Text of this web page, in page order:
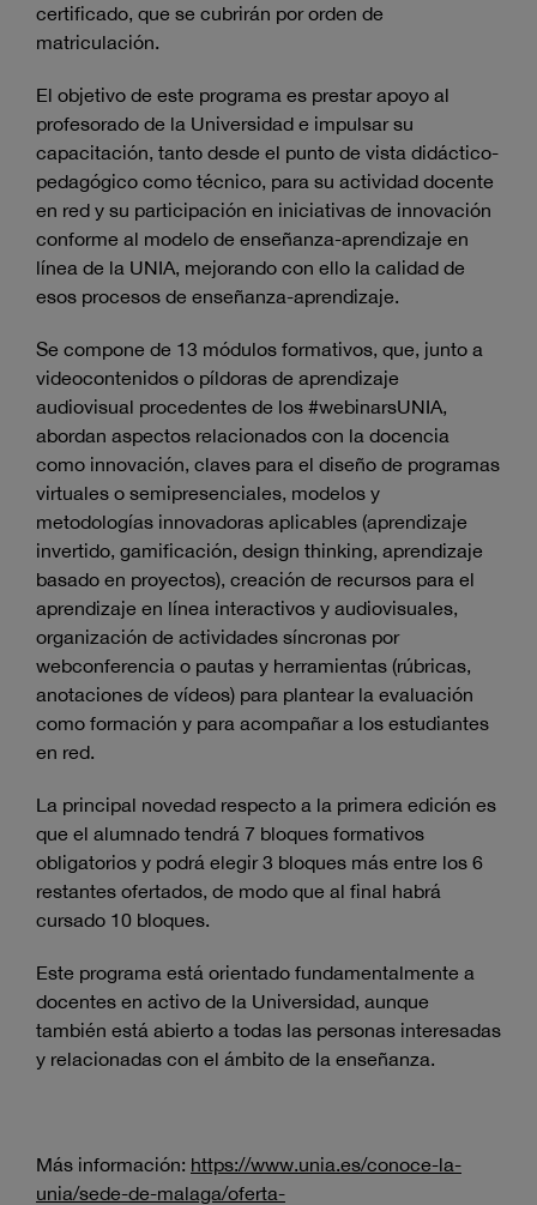
certificado, que se cubrirán por orden de
matriculación.
El objetivo de este programa es prestar apoyo al
profesorado de la Universidad e impulsar su
capacitación, tanto desde el punto de vista didáctico-
pedagógico como técnico, para su actividad docente
en red y su participación en iniciativas de innovación
conforme al modelo de enseñanza-aprendizaje en
línea de la UNIA, mejorando con ello la calidad de
esos procesos de enseñanza-aprendizaje.
Se compone de 13 módulos formativos, que, junto a
videocontenidos o píldoras de aprendizaje
audiovisual procedentes de los #webinarsUNIA,
abordan aspectos relacionados con la docencia
como innovación, claves para el diseño de programas
virtuales o semipresenciales, modelos y
metodologías innovadoras aplicables (aprendizaje
invertido, gamificación, design thinking, aprendizaje
basado en proyectos), creación de recursos para el
aprendizaje en línea interactivos y audiovisuales,
organización de actividades síncronas por
webconferencia o pautas y herramientas (rúbricas,
anotaciones de vídeos) para plantear la evaluación
como formación y para acompañar a los estudiantes
en red.
La principal novedad respecto a la primera edición es
que el alumnado tendrá 7 bloques formativos
obligatorios y podrá elegir 3 bloques más entre los 6
restantes ofertados, de modo que al final habrá
cursado 10 bloques.
Este programa está orientado fundamentalmente a
docentes en activo de la Universidad, aunque
también está abierto a todas las personas interesadas
y relacionadas con el ámbito de la enseñanza.
Más información: https://www.unia.es/conoce-la-
unia/sede-de-malaga/oferta-